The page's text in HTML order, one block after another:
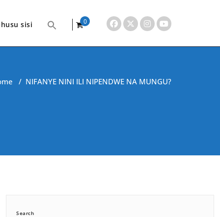
sisi
0
/ NIFANYE NINI ILI NIPENDWE NA MUNGU?
Search